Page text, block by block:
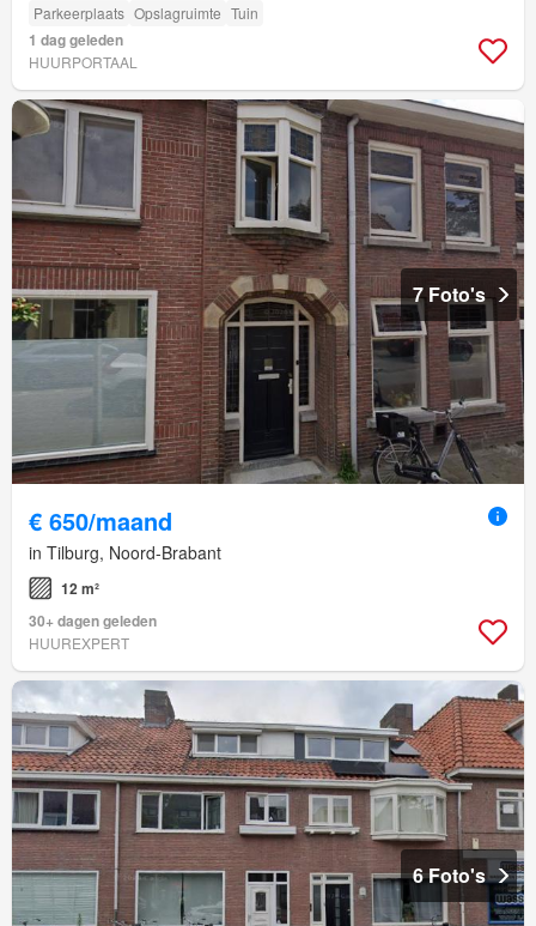
Parkeerplaats Opslagruimte Tuin
1 dag geleden
HUURPORTAAL
7 Foto's
€ 650/maand
in Tilburg, Noord-Brabant
12 m²
30+ dagen geleden
HUUREXPERT
6 Foto's